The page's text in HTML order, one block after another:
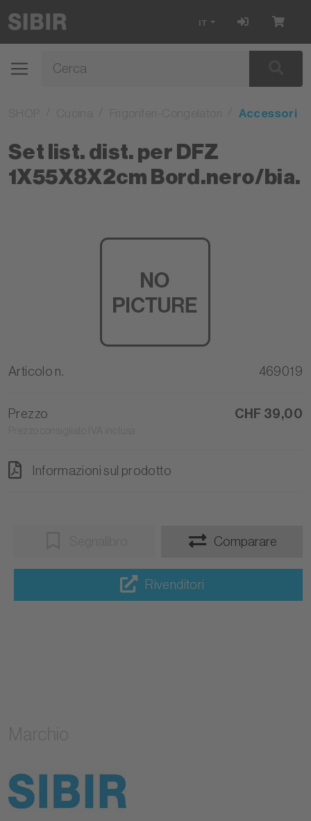
IT
Accessori
Set list. dist. per DFZ
1X55X8X2cm Bord.nero/bia.
Articolo n. 469019
Prezzo CHF 39,00
Informazioni sul prodotto
Comparare
Rivenditori